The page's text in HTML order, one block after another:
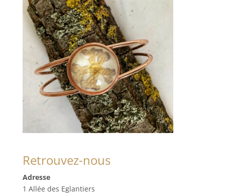
Retrouvez-nous
Adresse
1 Allée des Eglantiers